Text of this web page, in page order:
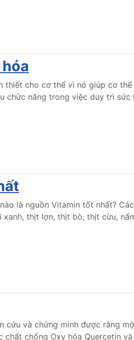
thiết cho cơ thể vì nó giúp cơ
chức năng trong việc duy trì
là nguồn Vitamin tốt nhất?
xanh, thịt lợn, thịt bò, thịt cừu,
cứu và chứng minh được rằng
chất chống Oxy hóa Quercetin